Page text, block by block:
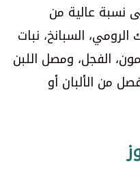
نسبة عالية من
السبانخ، نبات
الفجل، ومصل اللبن
من الألبان أو